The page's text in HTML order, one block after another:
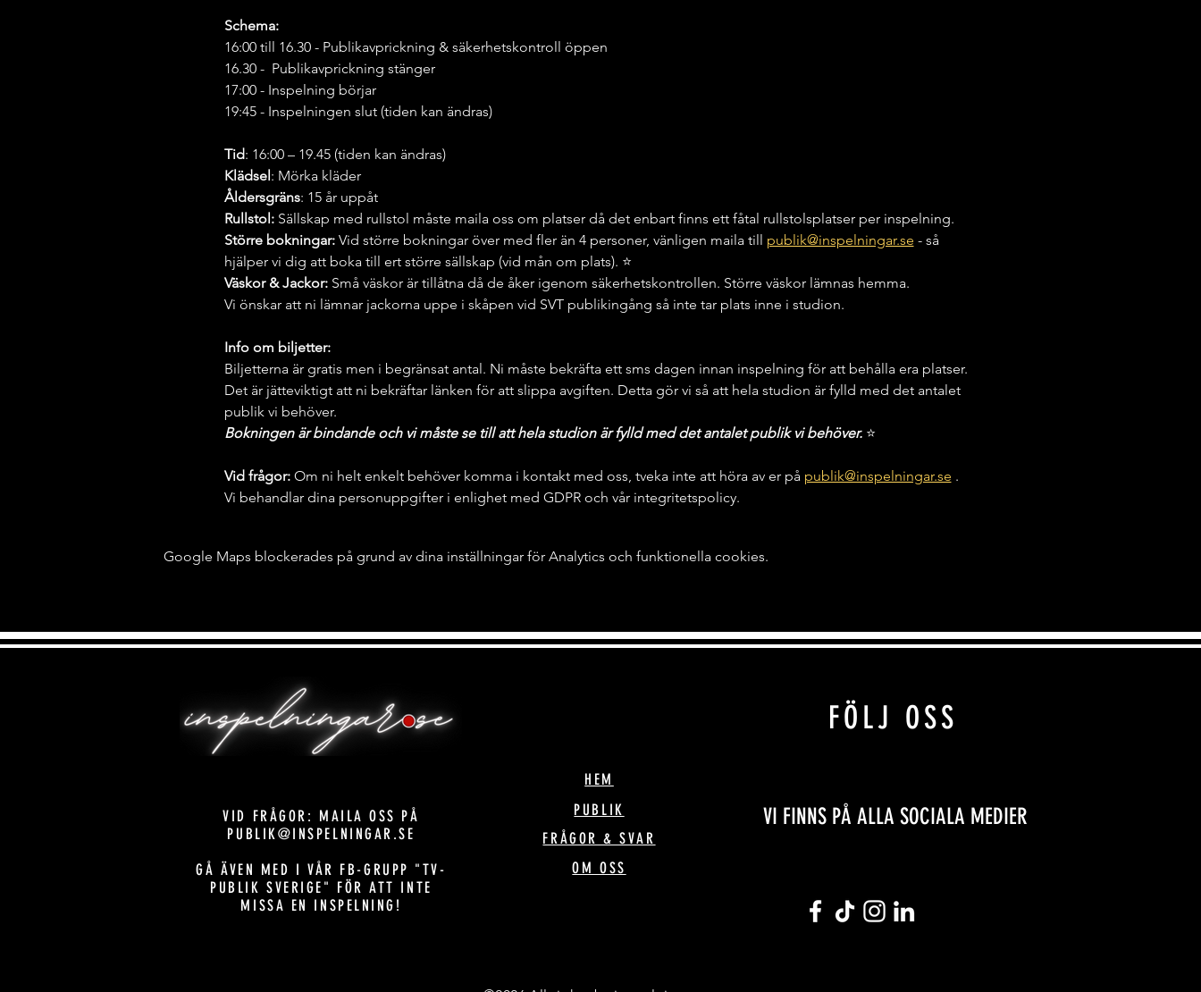
Schema:
16:00 till 16.30 - Publikavprickning & säkerhetskontroll öppen
16.30 -  Publikavprickning stänger
17:00 - Inspelning börjar
19:45 - Inspelningen slut (tiden kan ändras)
Tid: 16:00 – 19.45 (tiden kan ändras)
Klädsel: Mörka kläder
Åldersgräns: 15 år uppåt
Rullstol: Sällskap med rullstol måste maila oss om platser då det enbart finns ett fåtal rullstolsplatser per inspelning.
Större bokningar: Vid större bokningar över med fler än 4 personer, vänligen maila till publik@inspelningar.se - så
hjälper vi dig att boka till ert större sällskap (vid mån om plats). ⭐️
Väskor & Jackor: Små väskor är tillåtna då de åker igenom säkerhetskontrollen. Större väskor lämnas hemma.
Vi önskar att ni lämnar jackorna uppe i skåpen vid SVT publikingång så inte tar plats inne i studion.
Info om biljetter:
Biljetterna är gratis men i begränsat antal. Ni måste bekräfta ett sms dagen innan inspelning för att behålla era platser.
Det är jätteviktigt att ni bekräftar länken för att slippa avgiften. Detta gör vi så att hela studion är fylld med det antalet
publik vi behöver.
Bokningen är bindande och vi måste se till att hela studion är fylld med det antalet publik vi behöver. ⭐️
Vid frågor: Om ni helt enkelt behöver komma i kontakt med oss, tveka inte att höra av er på publik@inspelningar.se .
Vi behandlar dina personuppgifter i enlighet med GDPR och vår integritetspolicy.
Google Maps blockerades på grund av dina inställningar för Analytics och funktionella cookies.
FÖLJ OSS
VID FRÅGOR: MAILA OSS PÅ
PUBLIK@INSPELNINGAR.SE
GÅ ÄVEN MED I VÅR FB-GRUPP "TV-
PUBLIK SVERIGE" FÖR ATT INTE
MISSA EN INSPELNING!
HEM
PUBLIK
FRÅGOR & SVAR
OM OSS
VI FINNS PÅ ALLA SOCIALA MEDIER